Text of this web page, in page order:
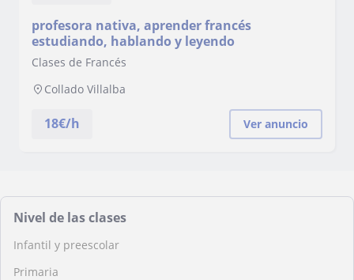
profesora nativa, aprender francés
estudiando, hablando y leyendo
Clases de Francés
Collado Villalba
18€/h Ver anuncio
Nivel de las clases
Infantil y preescolar
Primaria